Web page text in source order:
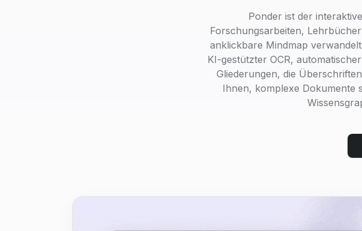
Ponder ist der
Forschungsarbeiten,
anklickbare Mindmap
KI-gestützter OCR,
Gliederungen, die
Ihnen, komplexe Dokumente